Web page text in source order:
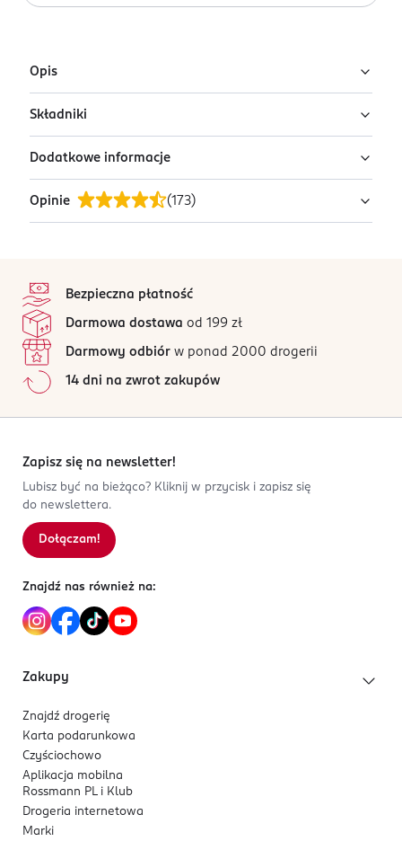
Opis
Hegron Gel Spray to profesjonalny produkt bardzo
silnie i natychmiastowo utrwalający każdą fryzurę.
Może być stosowany zarówno na suche jaki na mokre
włosy. Przeznaczony do wszystkich rodzajów
włosów. Produkt posiada atest PZH.
Składniki
Alcohol Denat., VP/VA Copolymer Parfum, Benzyl
Salicylate, Hexyl Cinnamal, Linalool.
Dodatkowe informacje
OSTRZEŻENIA DOTYCZĄCE BEZPIECZEŃSTWA
Produkt łatwopalny.
Tenex sp. z o.o.
ul. Żwirowa 65
05-090 Puchały
Kod EAN
8 710444 260329
Opinie (173)
Wszystkie opinie są zweryfikowane zakupem.
4
0%
2
1
0%
Sortowanie wg
Bezpieczna płatność
Darmowa dostawa od 199 zł
Darmowy odbiór w ponad 2000 drogerii
14 dni na zwrot zakupów
Zapisz się na newsletter!
Lubisz być na bieżąco? Kliknij w przycisk i zapisz się
do newslettera.
Dołączam!
Znajdź nas również na:
Zakupy
Znajdź drogerię
Karta podarunkowa
Czyściochowo
Aplikacja mobilna
Rossmann PL i Klub
Drogeria internetowa
Marki